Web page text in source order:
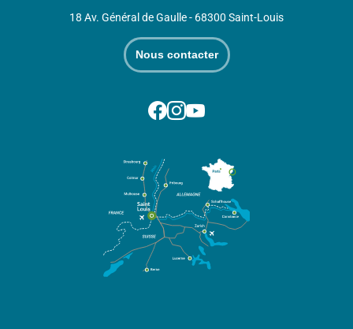
18 Av. Général de Gaulle - 68300 Saint-Louis
Nous contacter
Suivez-nous sur Facebook
Suivez-nous sur Instagram
Suivez-nous sur Youtube